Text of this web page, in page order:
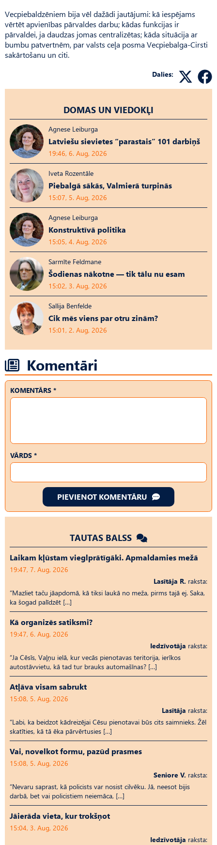
Vecpiebaldzēniem bija vēl dažādi jautājumi: kā iespējams
vērtēt apvienības pārvaldes darbu; kādas funkcijas ir
pārvaldei, ja daudzas jomas centralizētas; kāda situācija ar
bumbu patvertnēm, par valsts ceļa posma Vec­piebalga-Cirsti
sakārtošanu un citi.
Dalies:
DOMAS UN VIEDOKĻI
Agnese Leiburga
Latviešu sievietes “parastais” 101 darbiņš
19:46, 6. Aug, 2026
Iveta Rozentāle
Piebalgā sākās, Valmierā turpinās
15:07, 5. Aug, 2026
Agnese Leiburga
Konstruktīvā politika
15:05, 4. Aug, 2026
Sarmīte Feldmane
Šodienas nākotne — tik tālu nu esam
15:02, 3. Aug, 2026
Sallija Benfelde
Cik mēs viens par otru zinām?
15:01, 2. Aug, 2026
Komentāri
KOMENTĀRS *
VĀRDS *
PIEVIENOT KOMENTĀRU
TAUTAS BALSS
Laikam kļūstam vieglprātīgāki. Apmaldamies mežā
19:47, 7. Aug, 2026
Lasītāja R. raksta:
“Mazliet taču jāapdomā, kā tiksi laukā no meža, pirms tajā ej. Saka,
ka šogad palīdzēt […]
Kā organizēs satiksmi?
19:47, 6. Aug, 2026
Iedzīvotāja raksta:
“Ja Cēsīs, Vaļņu ielā, kur vecās pienotavas teritorija, ierīkos
autostāvvietu, kā tad tur brauks automašīnas? […]
Atļāva visam sabrukt
15:08, 5. Aug, 2026
Lasītāja raksta:
“Labi, ka beidzot kādreizējai Cēsu pienotavai būs cits saimnieks. Žēl
skatīties, kā tā ēka pārvērtusies […]
Vai, novelkot formu, pazūd prasmes
15:08, 5. Aug, 2026
Seniore V. raksta:
“Nevaru saprast, kā policists var nosist cilvēku. Jā, neesot bijis
darbā, bet vai policistiem neiemāca, […]
Jāierāda vieta, kur trokšņot
15:04, 3. Aug, 2026
Iedzīvotāja raksta: